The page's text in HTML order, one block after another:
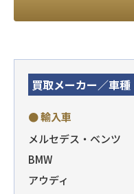
買取メーカー／車種
● 輸入車
メルセデス・ベンツ
BMW
アウディ